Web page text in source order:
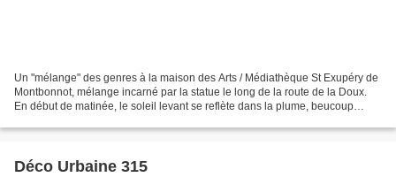
Un "mélange" des genres à la maison des Arts / Médiathèque St Exupéry de
Montbonnot, mélange incarné par la statue le long de la route de la Doux.
En début de matinée, le soleil levant se reflète dans la plume, beucoup
Déco Urbaine 315